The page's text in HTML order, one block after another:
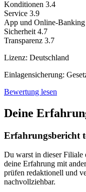
Konditionen 3.4
Service 3.9
App und Online-Banking
Sicherheit 4.7
Transparenz 3.7
Lizenz: Deutschland
Einlagensicherung:
Bewertung lesen
Deine
Erfahrungsbericht
Du warst in dieser
deine Erfahrung mit
prüfen redaktionell und
nachvollziehbar.